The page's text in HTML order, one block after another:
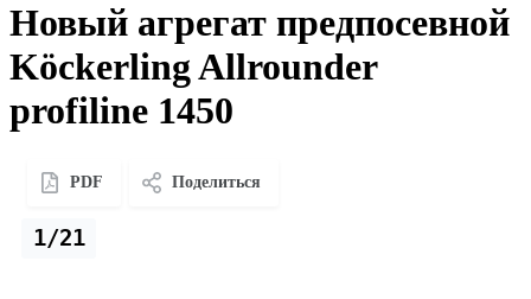
Новый агрегат предпосевной
Köckerling Allrounder
profiline 1450
PDF Поделиться
1/21